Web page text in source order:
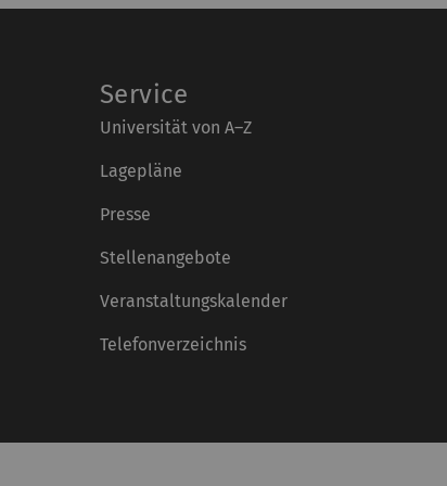
Service
Universität von A–Z
Lagepläne
Presse
Stellenangebote
Veranstaltungskalender
Telefonverzeichnis